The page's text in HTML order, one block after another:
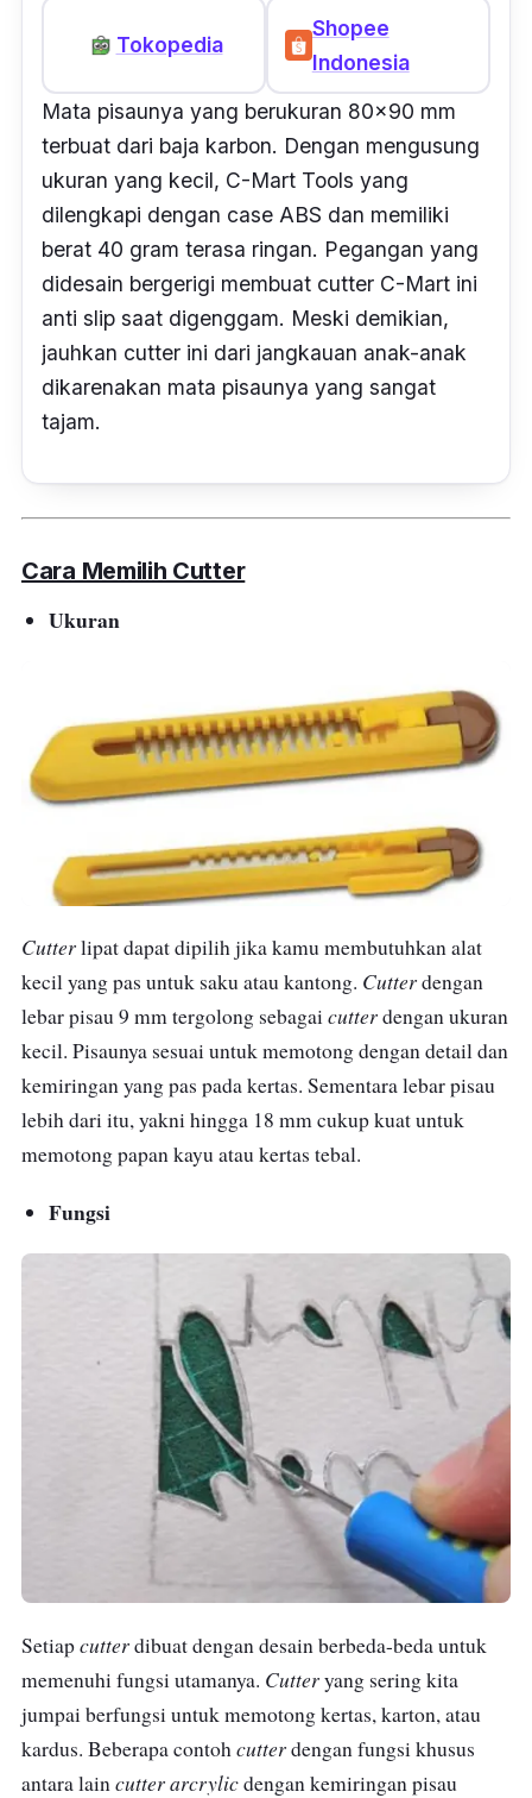
Tokopedia
Shopee
Indonesia
Mata pisaunya yang berukuran 80x90 mm
terbuat dari baja karbon. Dengan mengusung
ukuran yang kecil, C-Mart Tools yang
dilengkapi dengan case ABS dan memiliki
berat 40 gram terasa ringan. Pegangan yang
didesain bergerigi membuat cutter C-Mart ini
anti slip saat digenggam. Meski demikian,
jauhkan cutter ini dari jangkauan anak-anak
dikarenakan mata pisaunya yang sangat
tajam.
Cara Memilih Cutter
Ukuran
Cutterlipat dapat dipilih jika kamu membutuhkan alat
kecil yang pas untuk saku atau kantong. Cutterdengan
lebar pisau 9 mm tergolong sebagaicutterdengan ukuran
kecil. Pisaunya sesuai untuk memotong dengan detail dan
kemiringan yang pas pada kertas. Sementara lebar pisau
lebih dari itu, yakni hingga 18 mm cukup kuat untuk
memotong papan kayu atau kertas tebal.
Fungsi
Setiapcutterdibuat dengan desain berbeda-beda untuk
memenuhi fungsi utamanya. Cutteryang sering kita
jumpai berfungsi untuk memotong kertas, karton, atau
kardus. Beberapa contoh cutterdengan fungsi khusus
antara lain cutter arcrylicdengan kemiringan pisau